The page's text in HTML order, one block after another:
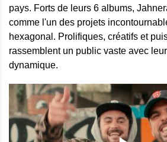
pays. Forts de leurs 6 albums,
comme l'un des projets
hexagonal. Prolifiques, créatifs et
rassemblent un public vaste avec
dynamique.